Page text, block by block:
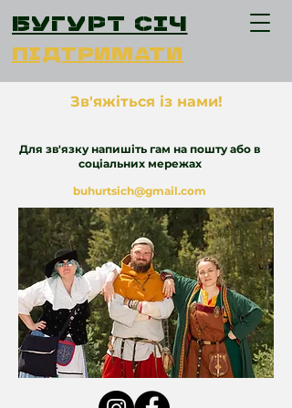
Бугурт Січ
підтримати
Зв'яжіться із нами!
Для зв'язку напишіть гам на пошту або в
соціальних мережах
buhurtsich@gmail.com